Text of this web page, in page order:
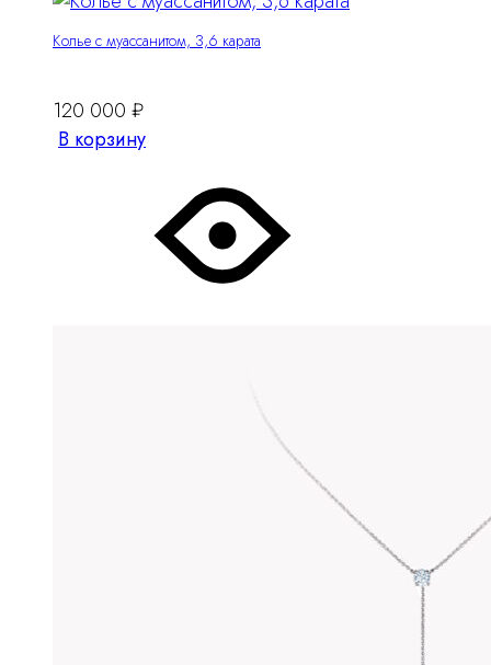
Колье с муассанитом, 3,6 карата
120 000 ₽
В корзину